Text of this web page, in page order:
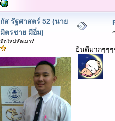
กัส รัฐศาสตร์ 52 (นาย
มิตรชาย มีอิ่ม)
มือใหม่หัดเมาท์
«
ยินดีมากๆๆๆ